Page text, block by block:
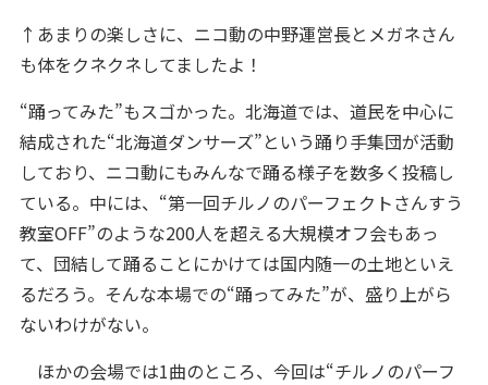
↑あまりの楽しさに、ニコ動の中野運営長とメガネさん
も体をクネクネしてましたよ！
“踊ってみた”もスゴかった。北海道では、道民を中心に
結成された“北海道ダンサーズ”という踊り手集団が活動
しており、ニコ動にもみんなで踊る様子を数多く投稿し
ている。中には、“第一回チルノのパーフェクトさんすう
教室OFF”のような200人を超える大規模オフ会もあっ
て、団結して踊ることにかけては国内随一の土地といえ
るだろう。そんな本場での“踊ってみた”が、盛り上がら
ないわけがない。
ほかの会場では1曲のところ、今回は“チルノのパーフ